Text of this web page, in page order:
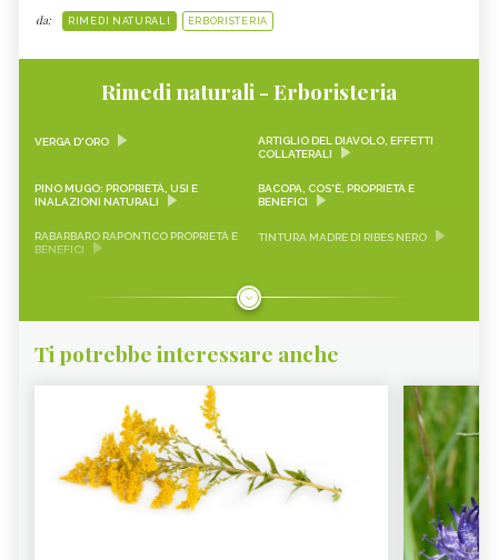
da: RIMEDI NATURALI ERBORISTERIA
Rimedi naturali - Erboristeria
VERGA D'ORO
ARTIGLIO DEL DIAVOLO, EFFETTI
COLLATERALI
PINO MUGO: PROPRIETÀ, USI E
INALAZIONI NATURALI
BACOPA, COS'È, PROPRIETÀ E
BENEFICI
RABARBARO RAPONTICO PROPRIETÀ E
BENEFICI
TINTURA MADRE DI RIBES NERO
KARKADÈ
ERICA - CURE-NATURALI.IT
PIANTE PER COMBATTERE
L’INVECCHIAMENTO CUTANEO -
CURE-NATURALI.IT
PROANTOCIANIDINE: COSA SONO,
BENEFICI ED EFFETTI COLLATERALI -
CURE-NATURALI.IT
Ti potrebbe interessare anche